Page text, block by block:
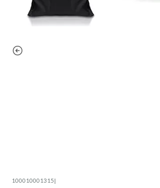
100010001315|